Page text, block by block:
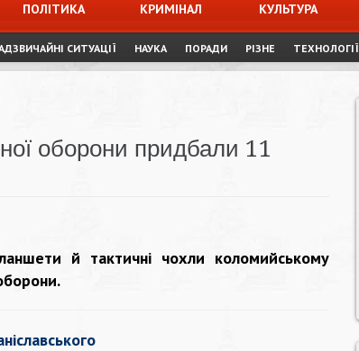
ПОЛІТИКА КРИМІНАЛ КУЛЬТУРА
СИТУАЦІЇ НАУКА ПОРАДИ РІЗНЕ ТЕХНОЛОГІЇ
оборони придбали 11
й тактичні чохли коломийському